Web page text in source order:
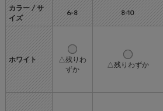
カラー / サ
イズ
6-8 8-10
ホワイト
△残りわ
ずか
△残りわずか